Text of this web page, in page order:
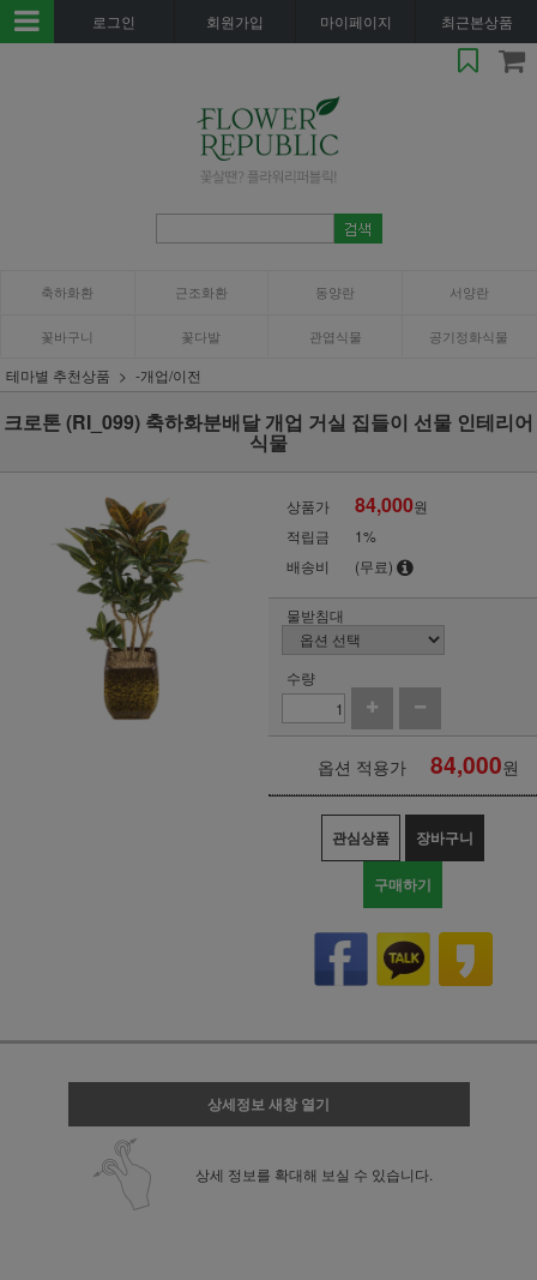
로그인 회원가입 마이페이지 최근본상품
축하화환 근조화환 동양란 서양란
꽃바구니 꽃다발 관엽식물 공기정화식물
테마별 추천상품 -개업/이전
크로톤 (RI_099) 축하화분배달 개업 거실 집들이 선물 인테리어
식물
상품가 84,000원
적립금
1%
배송비
(무료)
물받침대
수량
옵션 적용가 84,000원
관심상품 장바구니
구매하기
상세정보 새창 열기
상세 정보를 확대해 보실 수 있습니다.